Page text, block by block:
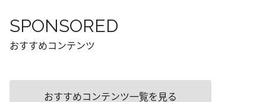
SPONSORED
おすすめコンテンツ
おすすめコンテンツ一覧を見る